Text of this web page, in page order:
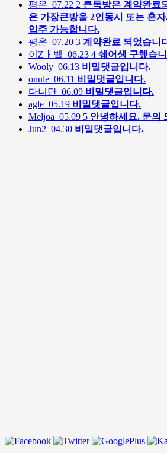
평온 07.22 2 큰독방은 계약완료
은 가장큰방을 2인동시 또는 혼
입주 가능합니다.
평온 07.20 3 계약완료 되었습니
이Zㅏ벨 06.23 4 쉐어생 구했습
Wooly 06.13 비밀댓글입니다.
onule 06.11 비밀댓글입니다.
다니단 06.09 비밀댓글입니다.
agle 05.19 비밀댓글입니다.
Meljoa 05.09 5 안녕하세요. 문의
Jun2 04.30 비밀댓글입니다.